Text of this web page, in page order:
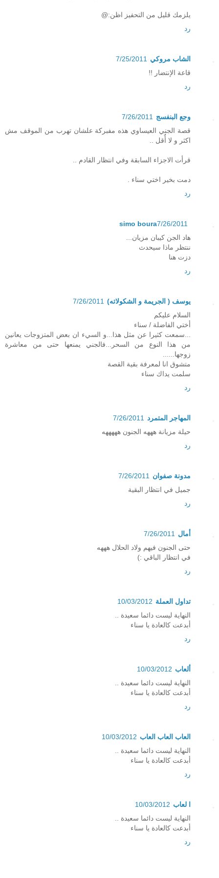
يلزمك قليل من التحفيز اظن:@
رد
الشاب مروكي
7/25/2011
قاعة الإنتضار !!
رد
وجع البنفسج
7/26/2011
قصة الجني العيساوي هذه مفبركة علشان تهرب من الموقف مش
اكثر و لا أٌقل ..
قرأت الاجزاء السابقة وفي انتظار القادم ..
دمت بخير اختي سناء .
رد
simo boura7/26/2011
هاد الجن كيبان مزيان...
ننتظر ماذا سيحدث
دزت هنا
رد
يوسف ( الجريمة و الشكولاته) 7/26/2011
السلام عليكم
أختي الفاضلة / سناء
...سمعت كثيرا عن مثل هذا...و السيء ان بعض المتزوجات يعانين
من هذا النوع من السحر...فالجني يمنعها حتى من معاشرة
زوجها......
متشوق انا لمعرفة بقية القصة
سلمت يداك سناء
رد
المهاجر المتمرد 7/26/2011
حيلة مزيانة هههه الجنون هههههه
رد
مدونة صفوان
7/26/2011
جميل في انتظار البقية
رد
أمال
7/26/2011
حتى الجنون فيهم ولاد الحلال هههه
في انتظار الباقي :)
رد
تداول العملة 10/03/2012
النهاية ليست دائما سعيدة ..
أبدعت كالعادة يا سناء
رد
ألعاب 10/03/2012
النهاية ليست دائما سعيدة ..
أبدعت كالعادة يا سناء
رد
العاب العاب العاب 10/03/2012
النهاية ليست دائما سعيدة ..
أبدعت كالعادة يا سناء
رد
ا لعاب 10/03/2012
النهاية ليست دائما سعيدة ..
أبدعت كالعادة يا سناء
رد